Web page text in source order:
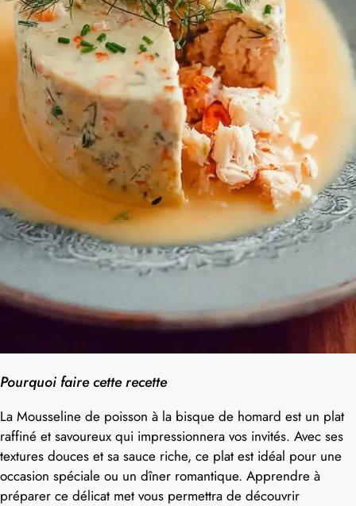
Pourquoi faire cette recette
La Mousseline de poisson à la bisque de homard est un plat
raffiné et savoureux qui impressionnera vos invités. Avec ses
textures douces et sa sauce riche, ce plat est idéal pour une
occasion spéciale ou un dîner romantique. Apprendre à
préparer ce délicat met vous permettra de découvrir